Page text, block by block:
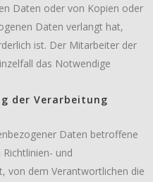
Daten oder von Kopien oder
Daten verlangt hat,
ist. Der Mitarbeiter der
das Notwendige
der Verarbeitung
Daten betroffene
und
von dem Verantwortlichen die